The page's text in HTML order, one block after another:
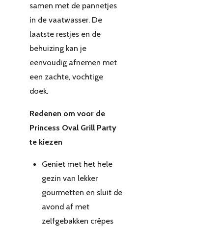
samen met de pannetjes
in de vaatwasser. De
laatste restjes en de
behuizing kan je
eenvoudig afnemen met
een zachte, vochtige
doek.
Redenen om voor de
Princess Oval Grill Party
te kiezen
Geniet met het hele
gezin van lekker
gourmetten en sluit de
avond af met
zelfgebakken crêpes